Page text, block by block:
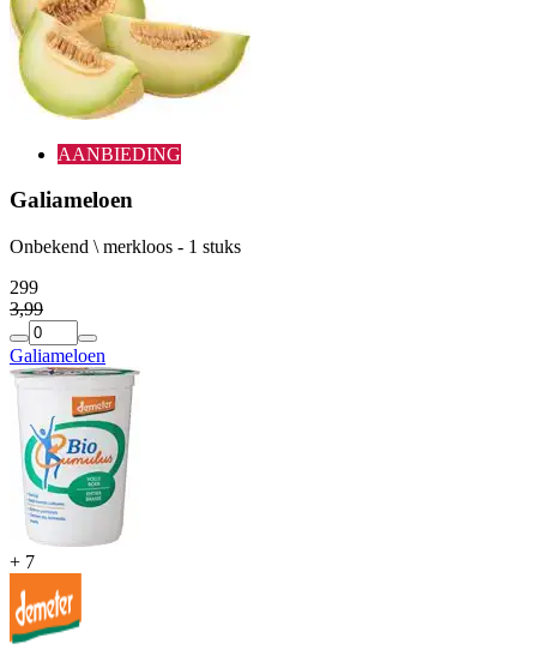
AANBIEDING
Galiameloen
Onbekend \ merkloos - 1 stuks
299
3,99
Galiameloen
+ 7